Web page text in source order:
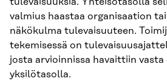
valmius haastaa organisaation
näkökulma tulevaisuuteen.
tekemisessä on
josta arvioinnissa havaittiin
yksilötasolla.